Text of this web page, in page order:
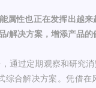
属性也正在发挥出越
/解决方案，增添产品的
通过定期观察和研究
综合解决方案。凭借